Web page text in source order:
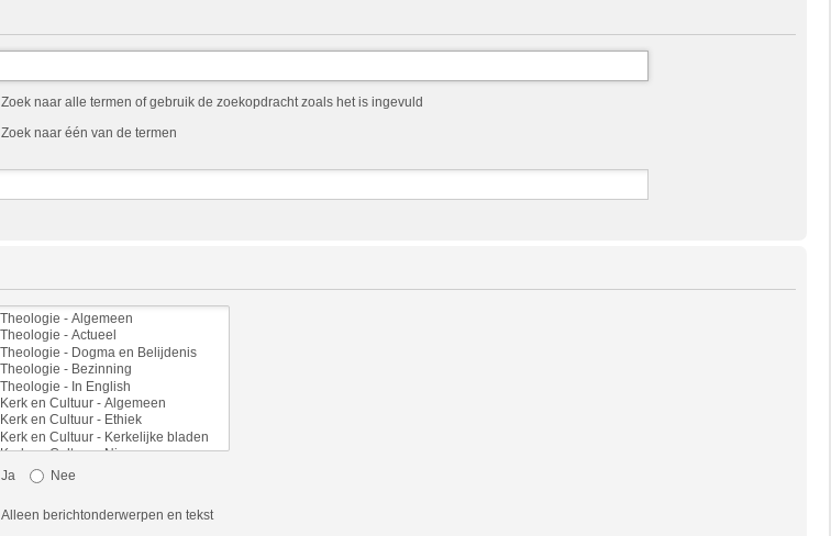
Zoek naar alle termen of gebruik de zoekopdracht zoals het is ingevuld
Zoek naar één van de termen
Ja Nee
Alleen berichtonderwerpen en tekst